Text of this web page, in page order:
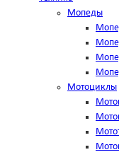
Мопеды
Мотоциклы